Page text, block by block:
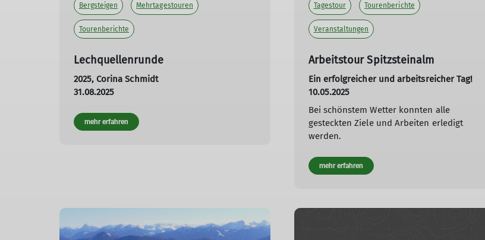
Bergsteigen Mehrtagestouren
Tourenberichte
Lechquellenrunde
2025, Corina Schmidt
31.08.2025
mehr erfahren
Tagestour Tourenberichte
Veranstaltungen
Arbeitstour Spitzsteinalm
Ein erfolgreicher und arbeitsreicher Tag!
10.05.2025
Bei schönstem Wetter konnten alle
gesteckten Ziele und Arbeiten erledigt
werden.
mehr erfahren